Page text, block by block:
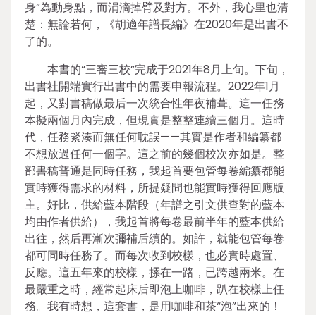
身”為動身點，而涓滴掉臂及對方。不外，我心里也清
楚：無論若何，《胡適年譜長編》在2020年是出書不
了的。
本書的“三審三校”完成于2021年8月上旬。下旬，
出書社開端實行出書中的需要申報流程。2022年1月
起，又對書稿做最后一次統合性年夜補葺。這一任務
本擬兩個月內完成，但現實是整整連續三個月。這時
代，任務緊湊而無任何耽誤——其實是作者和編纂都
不想放過任何一個字。這之前的幾個校次亦如是。整
部書稿普通是同時任務，我起首要包管每卷編纂都能
實時獲得需求的材料，所提疑問也能實時獲得回應版
主。好比，供給藍本階段（年譜之引文供查對的藍本
均由作者供給），我起首將每卷最前半年的藍本供給
出往，然后再漸次彌補后續的。如許，就能包管每卷
都可同時任務了。而每次收到校樣，也必實時處置、
反應。這五年來的校樣，摞在一路，已跨越兩米。在
最嚴重之時，經常起床后即泡上咖啡，趴在校樣上任
務。我有時想，這套書，是用咖啡和茶“泡”出來的！